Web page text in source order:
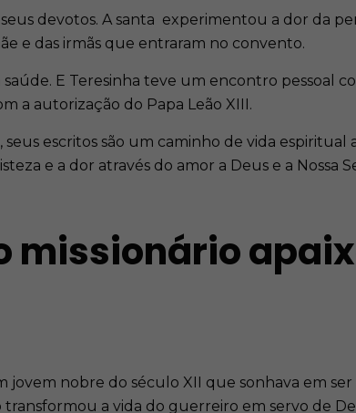
devotos. A santa experimentou a dor da
e das irmãs que entraram no convento.
E Teresinha teve um encontro pessoal
a autorização do Papa Leão XIII.
seus escritos são um caminho de vida
e a dor através do amor a Deus e a Nossa
missionário
jovem nobre do século XII que sonhava em
a vida do guerreiro em servo de